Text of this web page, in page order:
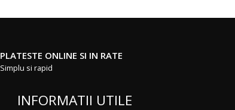
PLATESTE ONLINE SI IN RATE
Simplu si rapid
INFORMATII UTILE